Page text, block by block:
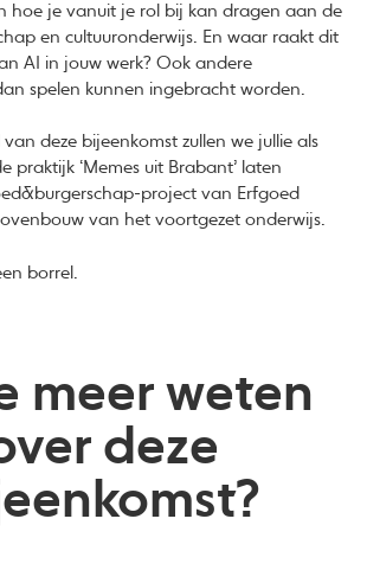
hoe je vanuit je rol bij kan dragen aan de
en cultuuronderwijs. En waar raakt dit
AI in jouw werk? Ook andere
spelen kunnen ingebracht worden.
van deze bijeenkomst zullen we jullie als
praktijk ‘Memes uit Brabant’ laten
project van Erfgoed
van het voortgezet onderwijs.
borrel.
meer weten
deze